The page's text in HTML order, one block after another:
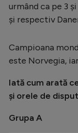
urmând ca pe 3
și respectiv
Campioana
este Norvegia,
Iată cum arată
și orele de
Grupa A